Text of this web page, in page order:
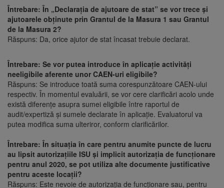
Întrebare: În „Declarația de ajutoare de stat” se vor trece și
ajutoarele obținute prin Grantul de la Masura 1 sau Grantul
de la Masura 2?
Răspuns: Da, orice ajutor de stat încasat trebuie declarat.
Întrebare: Se vor putea introduce în aplicație activități
neeligibile aferente unor CAEN-uri eligibile?
Răspuns: Se introduce toată suma corespunzătoare CAEN-ului
respectiv. În momentul evaluării, se vor cere clarificări acolo unde
există diferențe asupra sumei eligibile între raportul de
audit/expertiză și sumele declarate în aplicație. Evaluatorul va
putea modifica suma ulteriror, conform clarificărilor.
Întrebare: În situația în care pentru anumite puncte de lucru
au lipsit autorizațiile ISU și implicit autorizația de funcționare
pentru anul 2020, se pot utiliza alte documente justificative
pentru aceste locații?
Răspuns: Este nevoie de autorizația de funcționare sau, pentru